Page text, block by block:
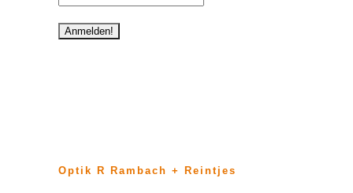
Optik R Rambach + Reintjes